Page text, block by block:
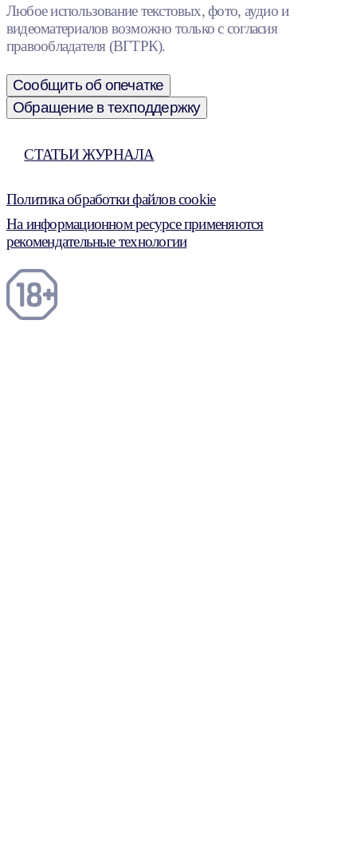
Любое использование текстовых, фото, аудио и
видеоматериалов возможно только с согласия
правообладателя (ВГТРК).
Сообщить об опечатке
Обращение в техподдержку
СТАТЬИ ЖУРНАЛА
Политика обработки файлов cookie
На информационном ресурсе применяются
рекомендательные технологии